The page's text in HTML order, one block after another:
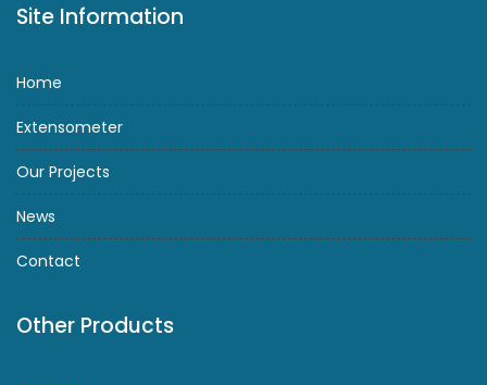
Site Information
Home
Extensometer
Our Projects
News
Contact
Other Products